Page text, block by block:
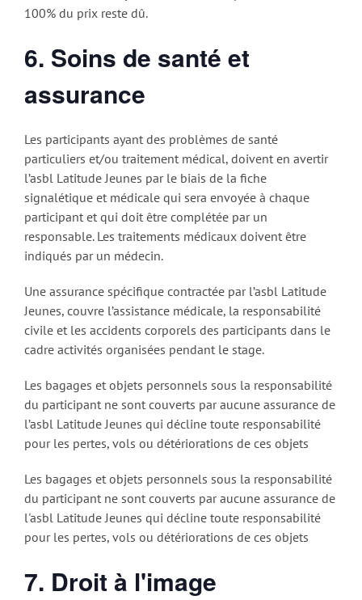
100% du prix reste dû.
6. Soins de santé et
assurance
Les participants ayant des problèmes de santé
particuliers et/ou traitement médical, doivent en avertir
l’asbl Latitude Jeunes par le biais de la fiche
signalétique et médicale qui sera envoyée à chaque
participant et qui doit être complétée par un
responsable. Les traitements médicaux doivent être
indiqués par un médecin.
Une assurance spécifique contractée par l’asbl Latitude
Jeunes, couvre l’assistance médicale, la responsabilité
civile et les accidents corporels des participants dans le
cadre activités organisées pendant le stage.
Les bagages et objets personnels sous la responsabilité
du participant ne sont couverts par aucune assurance de
l’asbl Latitude Jeunes qui décline toute responsabilité
pour les pertes, vols ou détériorations de ces objets
Les bagages et objets personnels sous la responsabilité
du participant ne sont couverts par aucune assurance de
l'asbl Latitude Jeunes qui décline toute responsabilité
pour les pertes, vols ou détériorations de ces objets
7. Droit à l'image